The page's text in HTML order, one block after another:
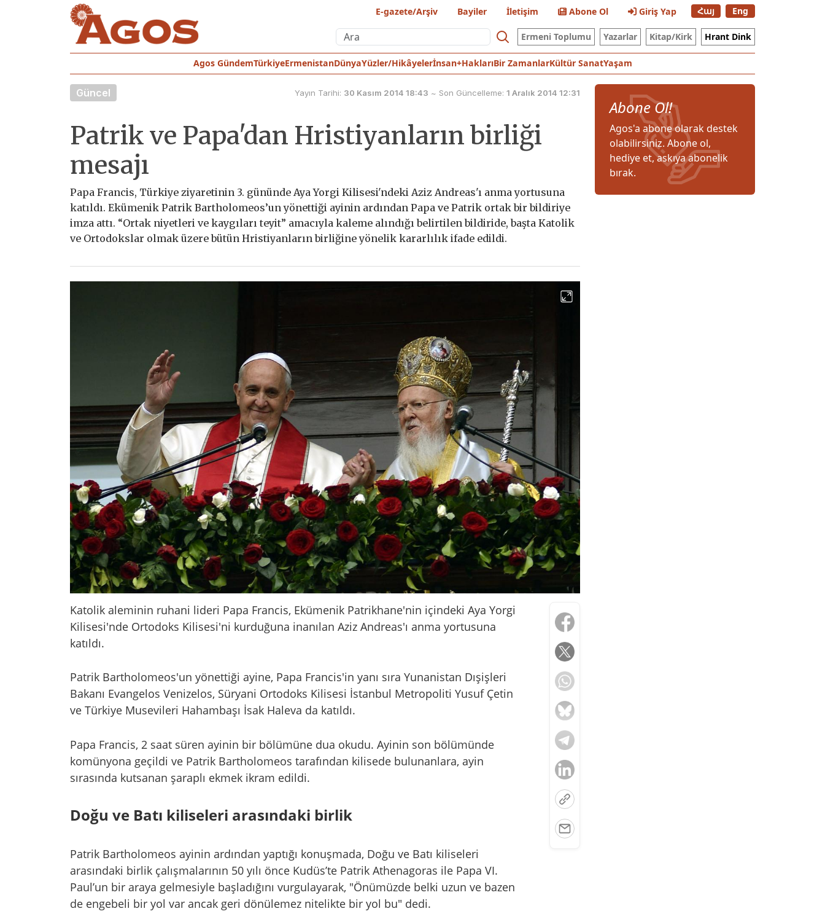
E-gazete/Arşiv Bayiler İletişim Abone Ol Giriş Yap Հայ Eng
Ermeni Toplumu Yazarlar Kitap/Kirk Hrant Dink
Agos GündemTürkiyeErmenistanDünyaYüzler/Hikâyelerİnsan+HaklarıBir ZamanlarKültür SanatYaşam
Güncel Yayın Tarihi: 30 Kasım 2014 18:43 ~ Son Güncelleme: 1 Aralık 2014 12:31
Patrik ve Papa'dan Hristiyanların birliği
mesajı
Papa Francis, Türkiye ziyaretinin 3. gününde Aya Yorgi Kilisesi'ndeki Aziz Andreas'ı anma yortusuna
katıldı. Ekümenik Patrik Bartholomeos’un yönettiği ayinin ardından Papa ve Patrik ortak bir bildiriye
imza attı. “Ortak niyetleri ve kaygıları teyit” amacıyla kaleme alındığı belirtilen bildiride, başta Katolik
ve Ortodokslar olmak üzere bütün Hristiyanların birliğine yönelik kararlılık ifade edildi.
Katolik aleminin ruhani lideri Papa Francis, Ekümenik Patrikhane'nin içindeki Aya Yorgi
Kilisesi'nde Ortodoks Kilisesi'ni kurduğuna inanılan Aziz Andreas'ı anma yortusuna
katıldı.
Patrik Bartholomeos'un yönettiği ayine, Papa Francis'in yanı sıra Yunanistan Dışişleri
Bakanı Evangelos Venizelos, Süryani Ortodoks Kilisesi İstanbul Metropoliti Yusuf Çetin
ve Türkiye Musevileri Hahambaşı İsak Haleva da katıldı.
Papa Francis, 2 saat süren ayinin bir bölümüne dua okudu. Ayinin son bölümünde
komünyona geçildi ve Patrik Bartholomeos tarafından kilisede bulunanlara, ayin
sırasında kutsanan şaraplı ekmek ikram edildi.
Doğu ve Batı kiliseleri arasındaki birlik
Patrik Bartholomeos ayinin ardından yaptığı konuşmada, Doğu ve Batı kiliseleri
arasındaki birlik çalışmalarının 50 yılı önce Kudüs’te Patrik Athenagoras ile Papa VI.
Paul’un bir araya gelmesiyle başladığını vurgulayarak, "Önümüzde belki uzun ve bazen
de engebeli bir yol var ancak geri dönülemez nitelikte bir yol bu" dedi.
Abone Ol!
Agos'a abone olarak destek
olabilirsiniz. Abone ol,
hediye et, askıya abonelik
bırak.